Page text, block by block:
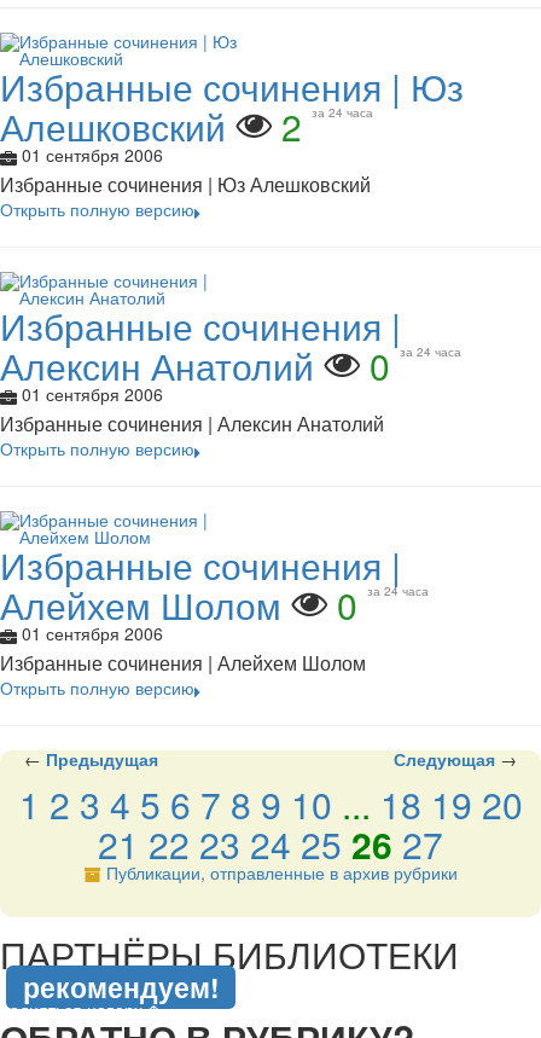
Избранные сочинения | Юз
Алешковский 2 за 24 часа
01 сентября 2006
Избранные сочинения | Юз Алешковский
Открыть полную версию
Избранные сочинения |
Алексин Анатолий 0 за 24 часа
01 сентября 2006
Избранные сочинения | Алексин Анатолий
Открыть полную версию
Избранные сочинения |
Алейхем Шолом 0 за 24 часа
01 сентября 2006
Избранные сочинения | Алейхем Шолом
Открыть полную версию
← Предыдущая Следующая →
1 2 3 4 5 6 7 8 9 10 ... 18 19 20
21 22 23 24 25 26 27
Публикации, отправленные в архив рубрики
ПАРТНЁРЫ БИБЛИОТЕКИ
рекомендуем!
подняться наверх ↑